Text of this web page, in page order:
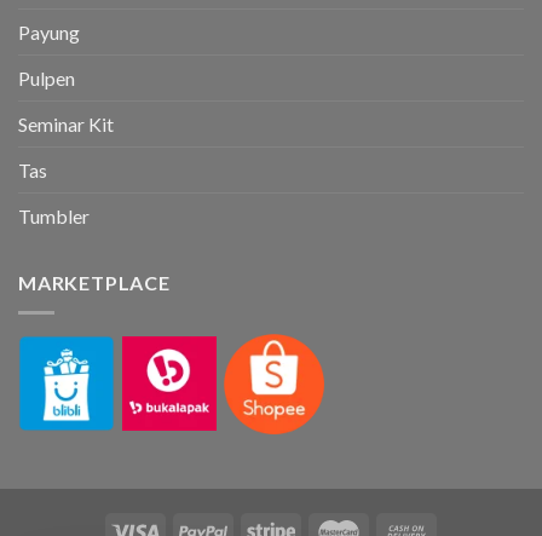
Payung
Pulpen
Seminar Kit
Tas
Tumbler
MARKETPLACE